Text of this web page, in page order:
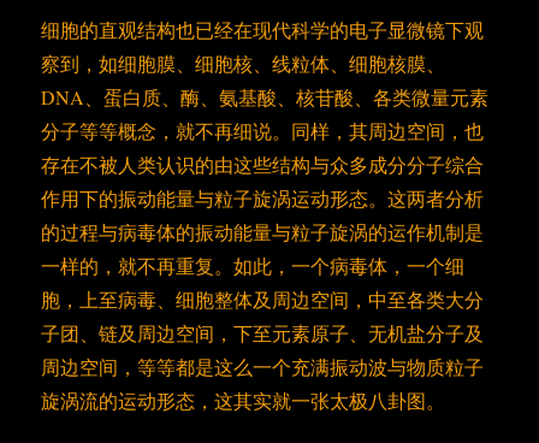
细胞的直观结构也已经在现代科学的电子显微镜下观
察到，如细胞膜、细胞核、线粒体、细胞核膜、
DNA、蛋白质、酶、氨基酸、核苷酸、各类微量元素
分子等等概念，就不再细说。同样，其周边空间，也
存在不被人类认识的由这些结构与众多成分分子综合
作用下的振动能量与粒子旋涡运动形态。这两者分析
的过程与病毒体的振动能量与粒子旋涡的运作机制是
一样的，就不再重复。如此，一个病毒体，一个细
胞，上至病毒、细胞整体及周边空间，中至各类大分
子团、链及周边空间，下至元素原子、无机盐分子及
周边空间，等等都是这么一个充满振动波与物质粒子
旋涡流的运动形态，这其实就一张太极八卦图。